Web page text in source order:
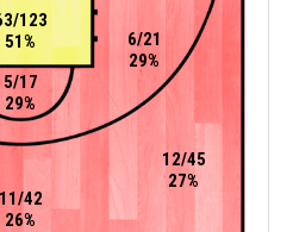
5/17
29%
6/21
29%
123
51%
11/42
26%
12/45
27%